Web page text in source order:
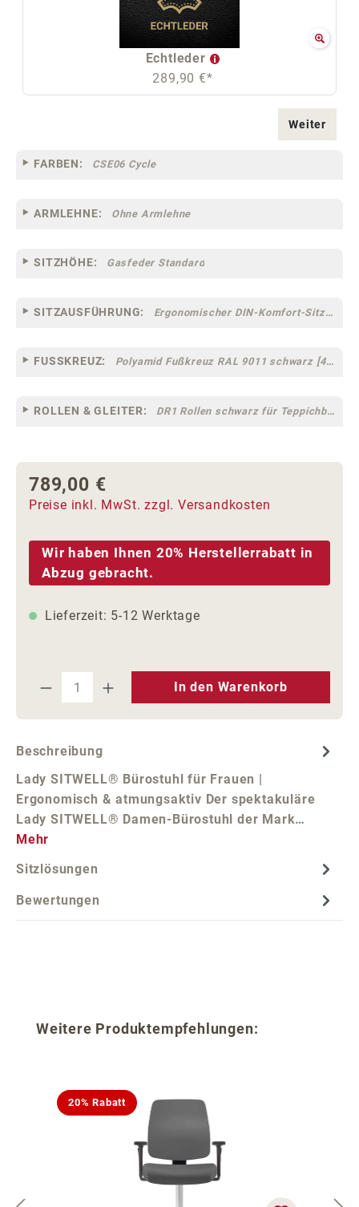
Echtleder
289,90 €*
Weiter
FARBEN: CSE06 Cycle
ARMLEHNE: Ohne Armlehne
SITZHÖHE: Gasfeder Standard
SITZAUSFÜHRUNG: Ergonomischer DIN-Komfort-Sitz [75]
FUSSKREUZ: Polyamid Fußkreuz RAL 9011 schwarz [44]
ROLLEN & GLEITER: DR1 Rollen schwarz für Teppichböden [10]
Regulärer Preis:
789,00 €
Preise inkl. MwSt. zzgl. Versandkosten
Wir haben Ihnen 20% Herstellerrabatt in
Abzug gebracht.
Lieferzeit: 5-12 Werktage
Produkt Anzahl: Gib den
In den Warenkorb
Beschreibung
Lady SITWELL® Bürostuhl für Frauen |
Ergonomisch & atmungsaktiv Der spektakuläre
Lady SITWELL® Damen-Bürostuhl der Mark…
Mehr
Sitzlösungen
Bewertungen
Produktgalerie überspringen
Weitere Produktempfehlungen:
20% Rabatt